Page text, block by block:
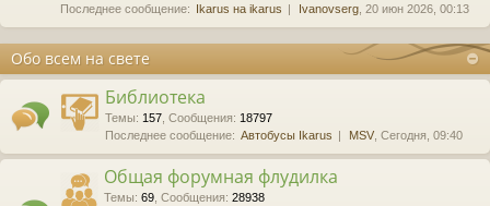
Последнее сообщение:
Ikarus на ikarus Ivanovserg, 20 июн 2026, 00:13
Обо всем на свете
Библиотека
Темы: 157, Сообщения: 18797
Последнее сообщение: Автобусы Ikarus MSV, Сегодня, 09:40
Общая форумная флудилка
Темы: 69, Сообщения: 28938